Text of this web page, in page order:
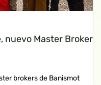
nuevo Master Broker
brokers de Banismot